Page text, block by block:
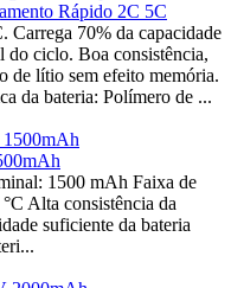
Rápido 2C 5C
Carrega 70% da capacidade
ciclo. Boa consistência,
de lítio sem efeito memória.
da bateria: Polímero de ...
1500 mAh Faixa de
Alta consistência da
suficiente da bateria